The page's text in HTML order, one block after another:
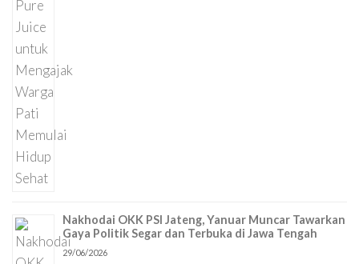
Nakhodai OKK PSI Jateng, Yanuar Muncar Tawarkan
Gaya Politik Segar dan Terbuka di Jawa Tengah
29/06/2026